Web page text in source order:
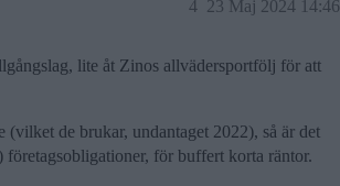
23 Maj 2024 14:46
4
lite åt Zinos allvädersportfölj för att
de brukar, undantaget 2022), så är det
för buffert korta räntor.